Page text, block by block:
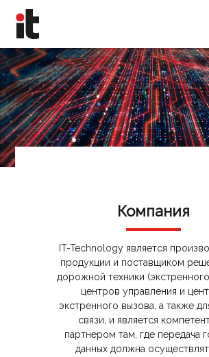
Компания
IT-Technology является
продукции и поставщиком
дорожной техники
центров управления и
экстренного вызова, а также
связи, и является
партнером там, где передача
данных должна